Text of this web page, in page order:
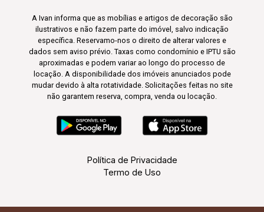
A Ivan informa que as mobílias e artigos de decoração são
ilustrativos e não fazem parte do imóvel, salvo indicação
específica. Reservamo-nos o direito de alterar valores e
dados sem aviso prévio. Taxas como condomínio e IPTU são
aproximadas e podem variar ao longo do processo de
locação. A disponibilidade dos imóveis anunciados pode
mudar devido à alta rotatividade. Solicitações feitas no site
não garantem reserva, compra, venda ou locação.
Política de Privacidade
Termo de Uso